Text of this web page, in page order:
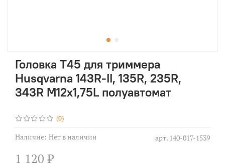
(0)
арт. 140-017-1539
Наличие: Нет в наличии
Головка T45 для триммера
Husqvarna 143R-II, 135R, 235R,
343R M12x1,75L полуавтомат
1 120 ₽